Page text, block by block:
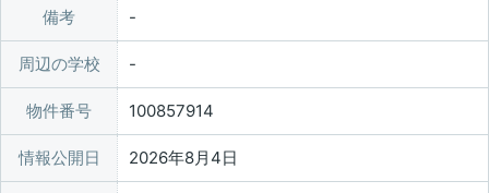
備考
周辺の学校
物件番号 100857914
情報公開日 2026年8月4日